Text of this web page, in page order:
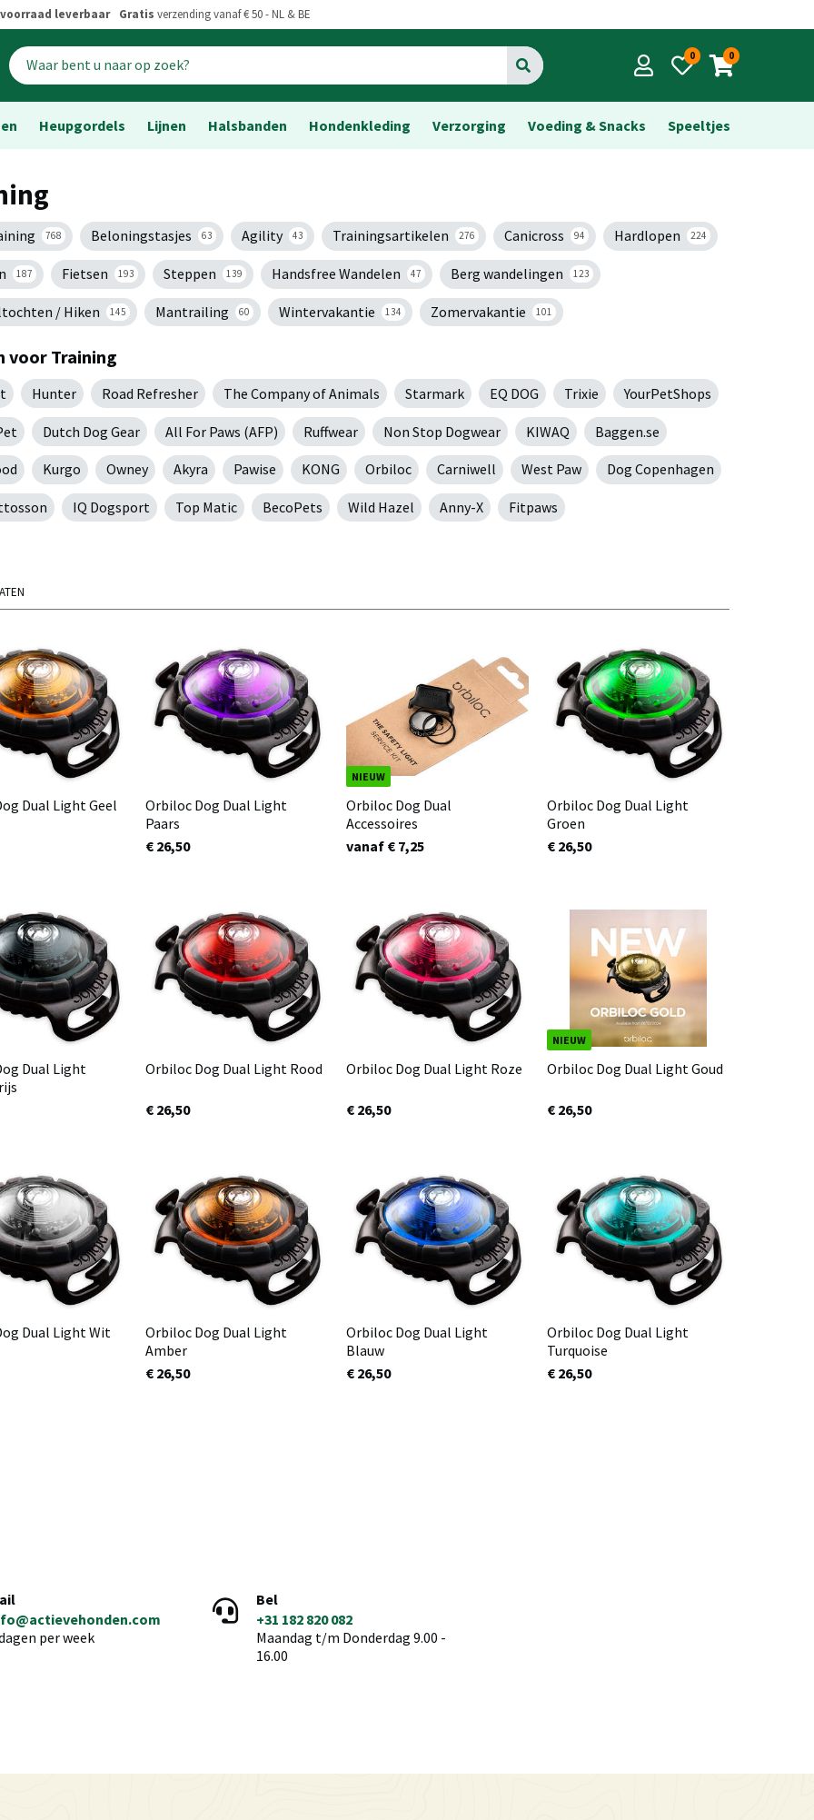
voorraad leverbaar Gratis verzending vanaf € 50 - NL & BE
Go 0 0
Heupgordels Lijnen Halsbanden Hondenkleding Verzorging Voeding & Snacks Speeltjes
768 Beloningstasjes 63 Agility 43 Trainingsartikelen 276 Canicross 94 Hardlopen 224
187 Fietsen 193 Steppen 139 Handsfree Wandelen 47 Berg wandelingen 123
/ Hiken 145 Mantrailing 60 Wintervakantie 134 Zomervakantie 101
voor Training
Hunter Road Refresher The Company of Animals Starmark EQ DOG Trixie YourPetShops
Dutch Dog Gear All For Paws (AFP) Ruffwear Non Stop Dogwear KIWAQ Baggen.se
Kurgo Owney Akyra Pawise KONG Orbiloc Carniwell West Paw Dog Copenhagen
IQ Dogsport Top Matic BecoPets Wild Hazel Anny-X Fitpaws
Dual Light Geel
Orbiloc Dog Dual Light
Paars
€ 26,50
NIEUW
Orbiloc Dog Dual
Accessoires
vanaf € 7,25
Orbiloc Dog Dual Light
Groen
€ 26,50
Dual Light
Orbiloc Dog Dual Light Rood
€ 26,50
Orbiloc Dog Dual Light Roze
€ 26,50
NIEUW
Orbiloc Dog Dual Light Goud
€ 26,50
Dual Light Wit
Orbiloc Dog Dual Light
Amber
€ 26,50
Orbiloc Dog Dual Light
Blauw
€ 26,50
Orbiloc Dog Dual Light
Turquoise
€ 26,50
per week
Bel
+31 182 820 082
Maandag t/m Donderdag 9.00 -
16.00